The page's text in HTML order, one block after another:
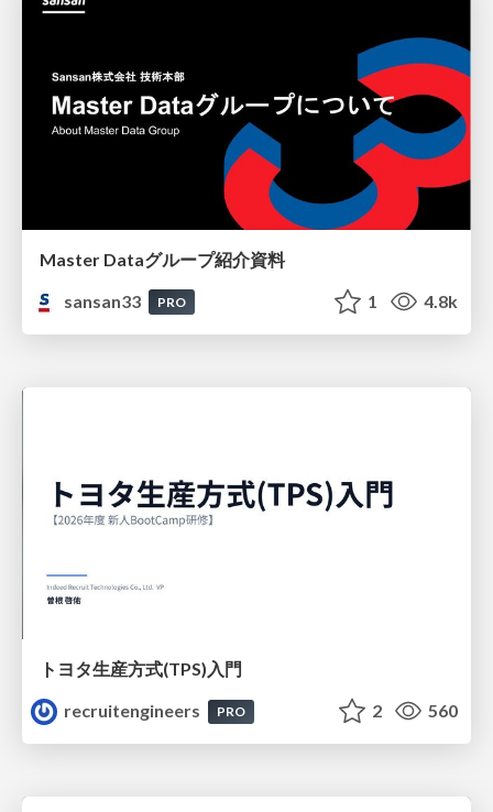
Master Dataグループ紹介資料
sansan33
PRO 1 4.8k
トヨタ⽣産⽅式(TPS)⼊⾨
recruitengineers
PRO 2 560